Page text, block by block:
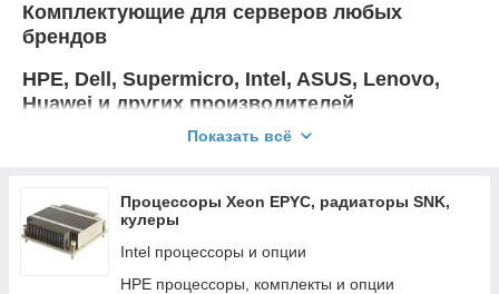
Комплектующие для серверов любых
брендов
HPE, Dell, Supermicro, Intel, ASUS, Lenovo,
Huawei и других производителей
Мы поставляем как брендовые опции и комплектующие
которые производят и маркируют продукцию для брендов.
Показать всё
Процессоры Xeon EPYC, радиаторы SNK,
кулеры
Intel процессоры и опции
HPE процессоры, комплекты и опции